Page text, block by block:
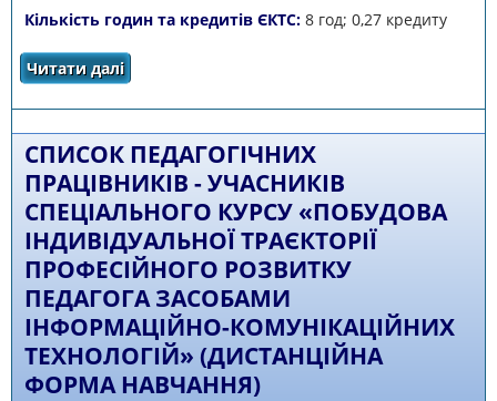
Кількість годин та кредитів ЄКТС:8 год; 0,27 кредиту
Читати далі
учасників спеціального курсу за вибором на
тему «Дизайн-мислення для освітніх
СПИСОК ПЕДАГОГІЧНИХ
ПРАЦІВНИКІВ - УЧАСНИКІВ
СПЕЦІАЛЬНОГО КУРСУ «ПОБУДОВА
ІНДИВІДУАЛЬНОЇ ТРАЄКТОРІЇ
ПРОФЕСІЙНОГО РОЗВИТКУ
ПЕДАГОГА ЗАСОБАМИ
ІНФОРМАЦІЙНО-КОМУНІКАЦІЙНИХ
ТЕХНОЛОГІЙ» (ДИСТАНЦІЙНА
ФОРМА НАВЧАННЯ)